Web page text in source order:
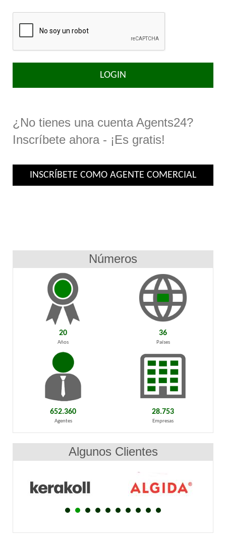
¿No tienes una cuenta Agents24?
Inscríbete ahora - ¡Es gratis!
INSCRÍBETE COMO AGENTE COMERCIAL
Números
20
Años
36
Países
652.360
Agentes
28.753
Empresas
Algunos Clientes